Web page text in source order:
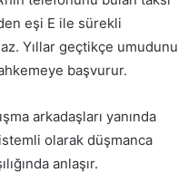
eşi E ile sürekli
Yıllar geçtikçe umudunu
başvurur.
arkadaşları yanında
olarak düşmanca
anlaşır.